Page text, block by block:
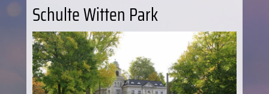
Schulte Witten Park